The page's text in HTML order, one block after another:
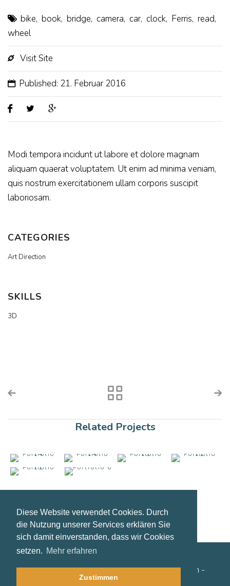
Diese Website verwendet Cookies. Durch
die Nutzung unserer Services erklären Sie
sich damit einverstanden, dass wir Cookies
setzen. Mehr erfahren
Zustimmen
bike, book, bridge, camera, car, clock, Ferris, read,
wheel
Visit Site
Published: 21. Februar 2016
Modi tempora incidunt ut labore et dolore magnam
aliquam quaerat voluptatem. Ut enim ad minima veniam,
quis nostrum exercitationem ullam corporis suscipit
laboriosam.
CATEGORIES
Art Direction
SKILLS
3D
Related Projects
©2021 Steffi Pfeiffer | Coaching - Moderation -